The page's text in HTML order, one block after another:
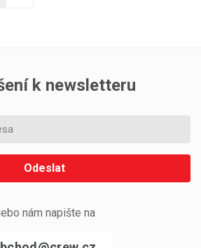
k newsletteru
Odeslat
nám napište na